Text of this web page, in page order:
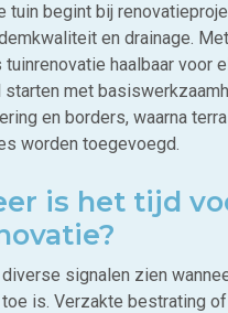
tuin begint bij
en drainage.
haalbaar voor
met
en borders, waarna
worden toegevoegd.
is het tijd
diverse signalen zien
is. Verzakte bestrating